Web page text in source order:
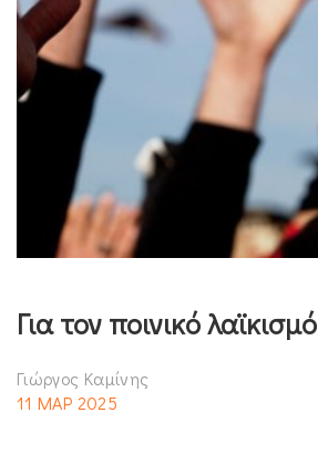
Για τον ποινικό λαϊκισμό
Γιώργος Καμίνης
11 ΜΑΡ 2025